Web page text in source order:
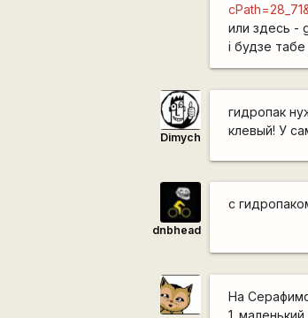
или здесь -
і будзе
Dimych
гидропак
клевый! У
dnbhead
с
На
1.